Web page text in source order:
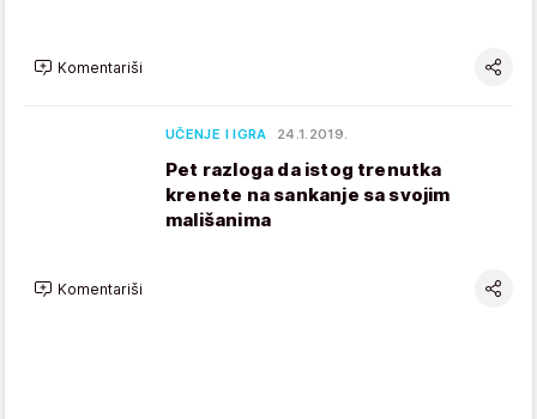
Komentariši
UČENJE I IGRA 24.1.2019.
Pet razloga da istog trenutka
krenete na sankanje sa svojim
mališanima
Komentariši